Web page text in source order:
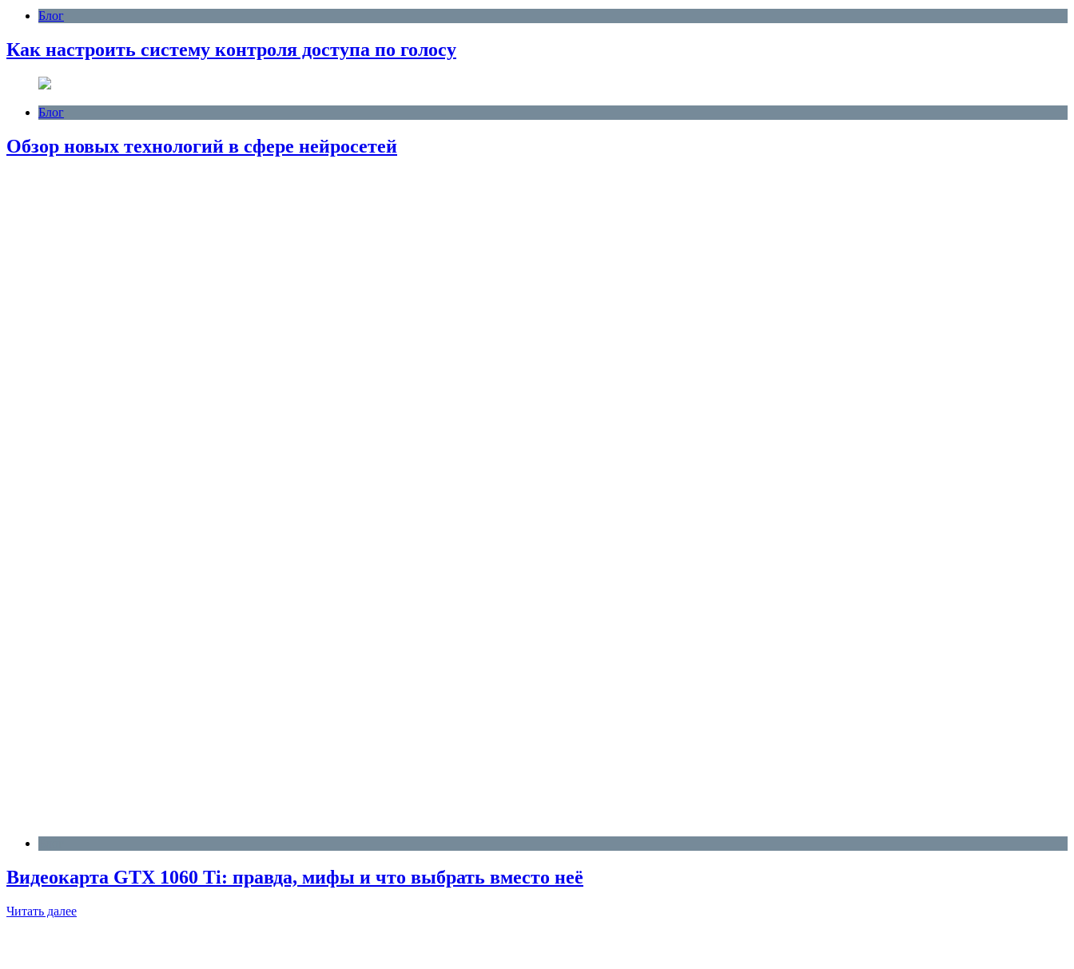
Блог
Как настроить систему контроля доступа по голосу
Блог
Обзор новых технологий в сфере нейросетей
Видеокарта GTX 1060 Ti: правда, мифы и что выбрать вместо неё
Читать далее